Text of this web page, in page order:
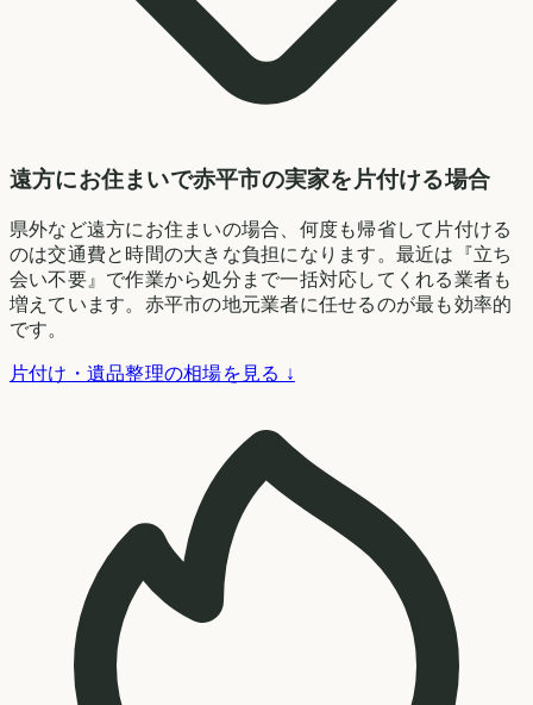
遠方にお住まいで赤平市の実家を片付ける場合
県外など遠方にお住まいの場合、何度も帰省して片付ける
のは交通費と時間の大きな負担になります。最近は『立ち
会い不要』で作業から処分まで一括対応してくれる業者も
増えています。赤平市の地元業者に任せるのが最も効率的
です。
片付け・遺品整理の相場を見る ↓